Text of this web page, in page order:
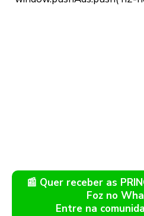
📰 Quer receber as
Foz no
Entre na